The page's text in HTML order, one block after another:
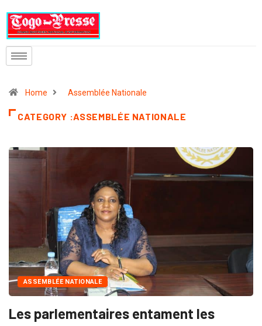
Home Assemblée Nationale
CATEGORY :ASSEMBLÉE NATIONALE
ASSEMBLÉE NATIONALE
Les parlementaires entament les